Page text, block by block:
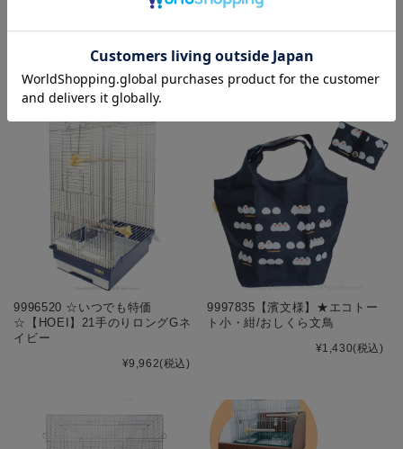
の商品を見た人はこんな商品も見ています
9996520 ☆いつでも特価
☆【HOEI】21手のりロングGネ
イビー
¥9,962(税込)
9997835【濱文様】★エコトー
ト小・紺/おしくら文鳥
¥1,430(税込)